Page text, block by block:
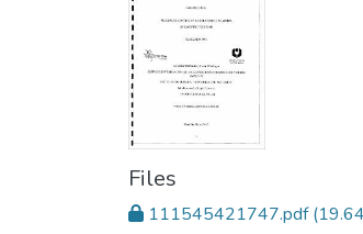
Files
111545421747.pdf